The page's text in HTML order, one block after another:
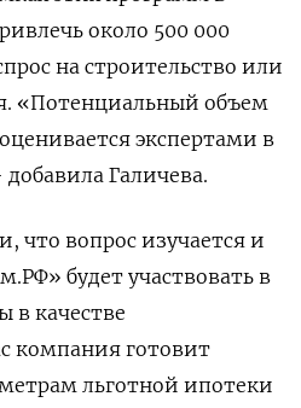
около 500 000
на строительство или
«Потенциальный объем
экспертами в
Галичева.
что вопрос изучается и
будет участвовать в
в качестве
компания готовит
льготной ипотеки